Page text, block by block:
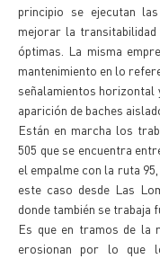
principio se ejecutan
mejorar la
óptimas. La misma
mantenimiento en lo
señalamientos horizontal
aparición de baches
Están en marcha los
505 que se encuentra
el empalme con la ruta
este caso desde Las
donde también se trabaja
Es que en tramos de la
erosionan por lo que